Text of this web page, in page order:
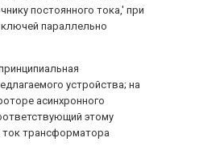
постоянного тока,' при
параллельно
устройства; на
асинхронного
этому
трансформатора